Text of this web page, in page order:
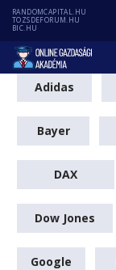
RANDOMCAPITAL.HU
TOZSDEFORUM.HU
BIC.HU
Adidas
Bayer
DAX
Dow Jones
Google